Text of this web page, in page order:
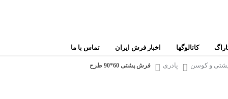
کاتالوگها اخبار فرش ایران تماس با ما
و کوسن پادری
فرش پشتی 60*90 طرح